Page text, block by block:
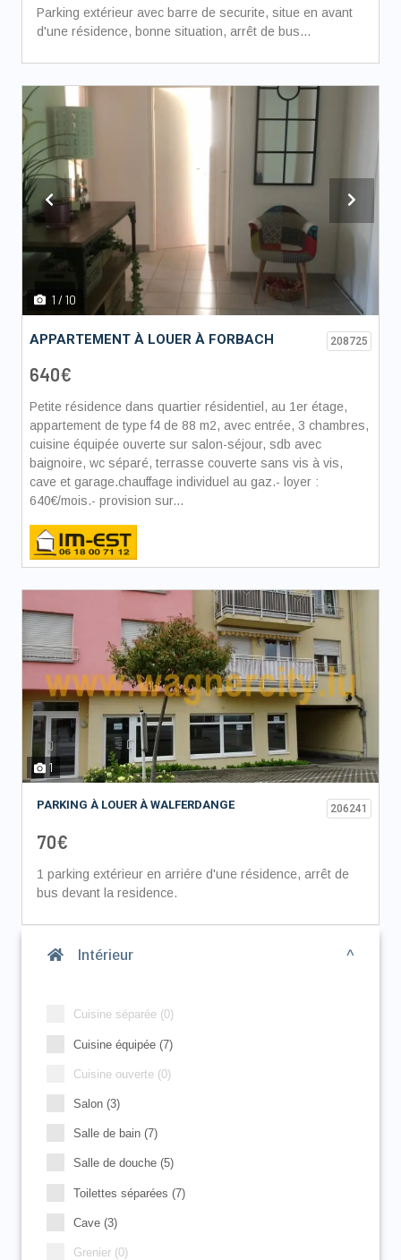
Parking extérieur avec barre de securite, situe en avant
d'une résidence, bonne situation, arrêt de bus...
Previous Next
1 / 10
APPARTEMENT À LOUER À FORBACH 208725
640€
Petite résidence dans quartier résidentiel, au 1er étage,
appartement de type f4 de 88 m2, avec entrée, 3 chambres,
cuisine équipée ouverte sur salon-séjour, sdb avec
baignoire, wc séparé, terrasse couverte sans vis à vis,
cave et garage.chauffage individuel au gaz.- loyer :
640€/mois.- provision sur...
1
PARKING À LOUER À WALFERDANGE 206241
70€
1 parking extérieur en arriére d'une résidence, arrêt de
bus devant la residence.
Intérieur
Cuisine séparée (0)
Cuisine équipée (7)
Cuisine ouverte (0)
Salon (3)
Salle de bain (7)
Salle de douche (5)
Toilettes séparées (7)
Cave (3)
Grenier (0)